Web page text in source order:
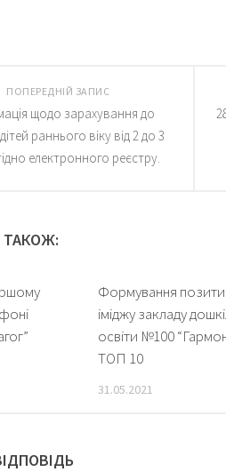
ПОПЕРЕДНІЙ ЗАПИС
щодо зарахування до
раннього віку від 2 до 3
електронного реєстру.
ТАКОЖ:
Формування
іміджу закладу
освіти №100
ТОП 10
31.05.2021